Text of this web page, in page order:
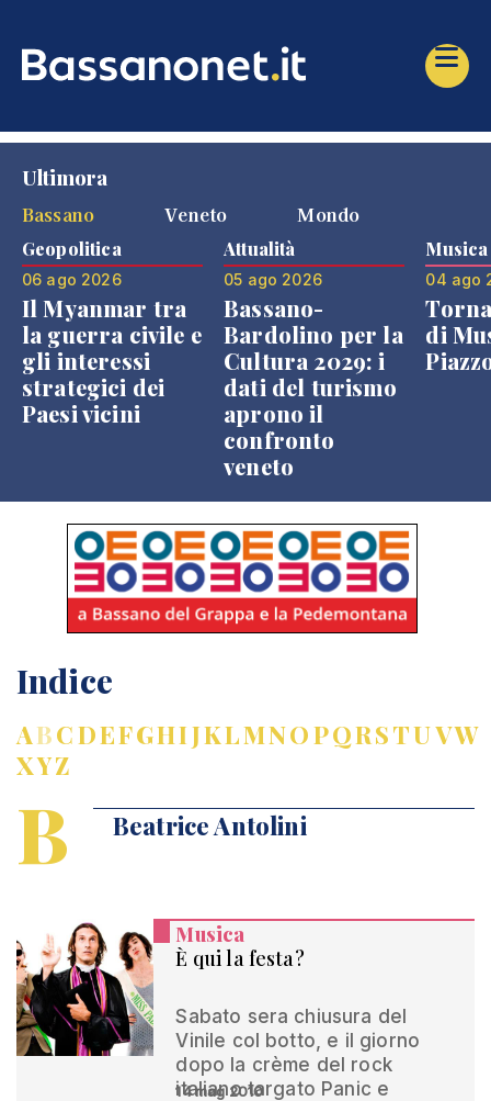
Ultimora
Bassano
Veneto Mondo
Geopolitica
06 ago 2026
Il Myanmar tra
la guerra civile e
gli interessi
strategici dei
Paesi vicini
Attualità
05 ago 2026
Bassano-
Bardolino per la
Cultura 2029: i
dati del turismo
aprono il
confronto
veneto
Musica
04 ago
di
Indice
ABCDEFGHIJKLMNOPQRSTUVW
XYZ
B Beatrice Antolini
Musica
È qui la festa?
Sabato sera chiusura del
Vinile col botto, e il giorno
dopo la crème del rock
italiano targato Panic e
14 mag 2010